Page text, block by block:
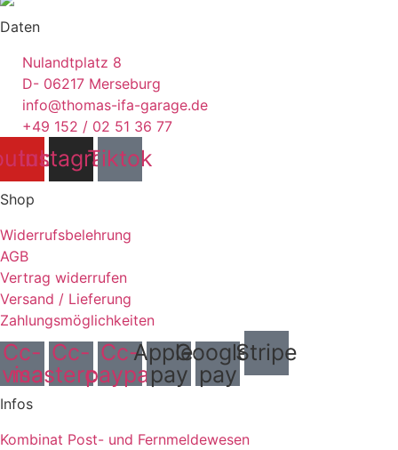
Daten
Nulandtplatz 8
D- 06217 Merseburg
info@thomas-ifa-garage.de
+49 152 / 02 51 36 77
Instagram
Tiktok
Shop
Widerrufsbelehrung
AGB
Vertrag widerrufen
Versand / Lieferung
Zahlungsmöglichkeiten
Cc-
visa
Cc-
mastercard
Cc-
paypal
Apple-
pay
Google-
pay
Stripe
Infos
Kombinat Post- und Fernmeldewesen